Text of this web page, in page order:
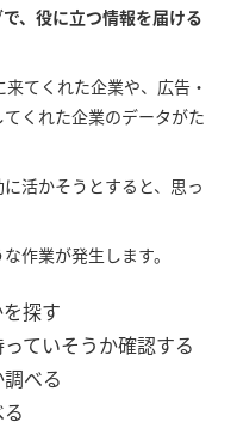
、役に立つ情報を届ける
てくれた企業や、広告・
くれた企業のデータがた
活かそうとすると、思っ
作業が発生します。
探す
ていそうか確認する
べる